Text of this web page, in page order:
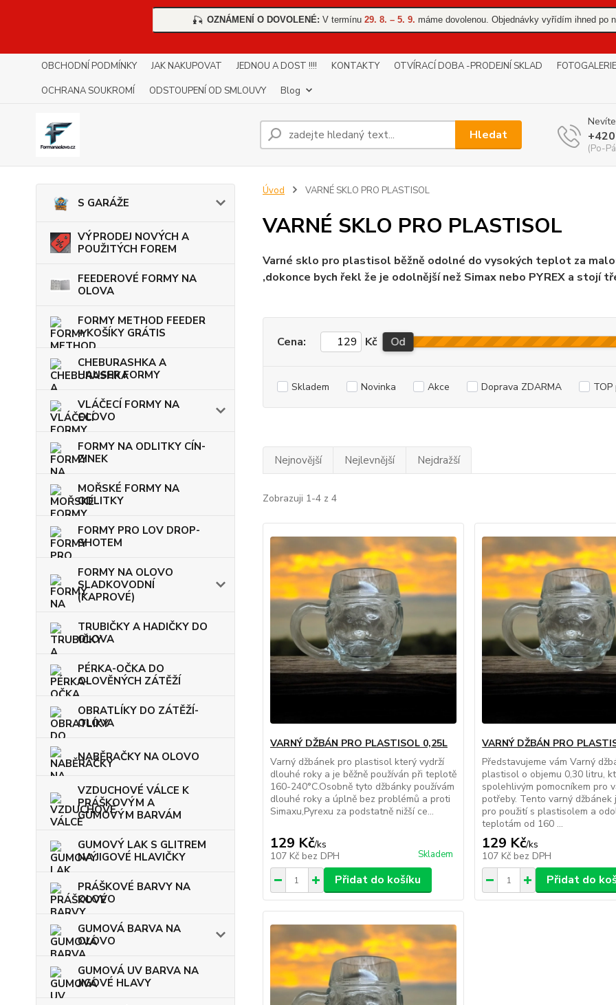
🎣 OZNÁMENÍ O DOVOLENÉ: V termínu 29. 8. – 5. 9. máme dovolenou. Objednávky vyřídím ihned po
OBCHODNÍ PODMÍNKY JAK NAKUPOVAT JEDNOU A DOST !!!! KONTAKTY OTVÍRACÍ DOBA -PRODEJNÍ SKLAD
FOTOGALERIE
OCHRANA SOUKROMÍ
ODSTOUPENÍ OD SMLOUVY Blog
Hledat
(Po-
S GARÁŽE
VÝPRODEJ NOVÝCH A
POUŽITÝCH FOREM
FEEDEROVÉ FORMY NA
OLOVA
FORMY METHOD FEEDER
+ KOŠÍKY GRÁTIS
CHEBURASHKA A
HAUSER FORMY
VLÁČECÍ FORMY NA
OLOVO
FORMY NA ODLITKY CÍN-
ZINEK
MOŘSKÉ FORMY NA
ODLITKY
FORMY PRO LOV DROP-
SHOTEM
FORMY NA OLOVO
SLADKOVODNÍ
(KAPROVÉ)
TRUBIČKY A HADIČKY DO
OLOVA
PÉRKA-OČKA DO
OLOVĚNÝCH ZÁTĚŽÍ
OBRATLÍKY DO ZÁTĚŽÍ-
OLOVA
NABĚRAČKY NA OLOVO
VZDUCHOVÉ VÁLCE K
PRÁŠKOVÝM A
GUMOVÝM BARVÁM
GUMOVÝ LAK S GLITREM
NA JIGOVÉ HLAVIČKY
PRÁŠKOVÉ BARVY NA
OLOVO
GUMOVÁ BARVA NA
OLOVO
GUMOVÁ UV BARVA NA
JIGOVÉ HLAVY
Úvod VARNÉ SKLO PRO PLASTISOL
VARNÉ SKLO PRO PLASTISOL
Varné sklo pro plastisol běžně odolné do vysokých teplot za
,dokonce bych řekl že je odolnější než Simax nebo PYREX a stojí
Cena: Kč Od
Skladem Novinka Akce Doprava ZDARMA
Nejnovější Nejlevnější Nejdražší
Zobrazuji 1-4 z 4
VARNÝ DŽBÁN PRO PLASTISOL 0,25L
Varný džbánek pro plastisol který vydrží
dlouhé roky a je běžně používán při teplotě
160-240°C.Osobně tyto džbánky používám
dlouhé roky a úplně bez problémů a proti
Simaxu,Pyrexu za podstatně nižší ce...
129 Kč/ks
107 Kč bez DPH Skladem
Přidat do košíku
VARNÝ DŽBÁN PRO
Představujeme vám Varný
plastisol o objemu 0,30 litru,
spolehlivým pomocníkem pro
potřeby. Tento varný džbánek
pro použití s plastisolem a
teplotám od 160 ...
129 Kč/ks
107 Kč bez DPH
Přidat do